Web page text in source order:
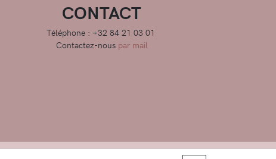
CONTACT
Téléphone : +32 84 21 03 01
Contactez-nous par mail